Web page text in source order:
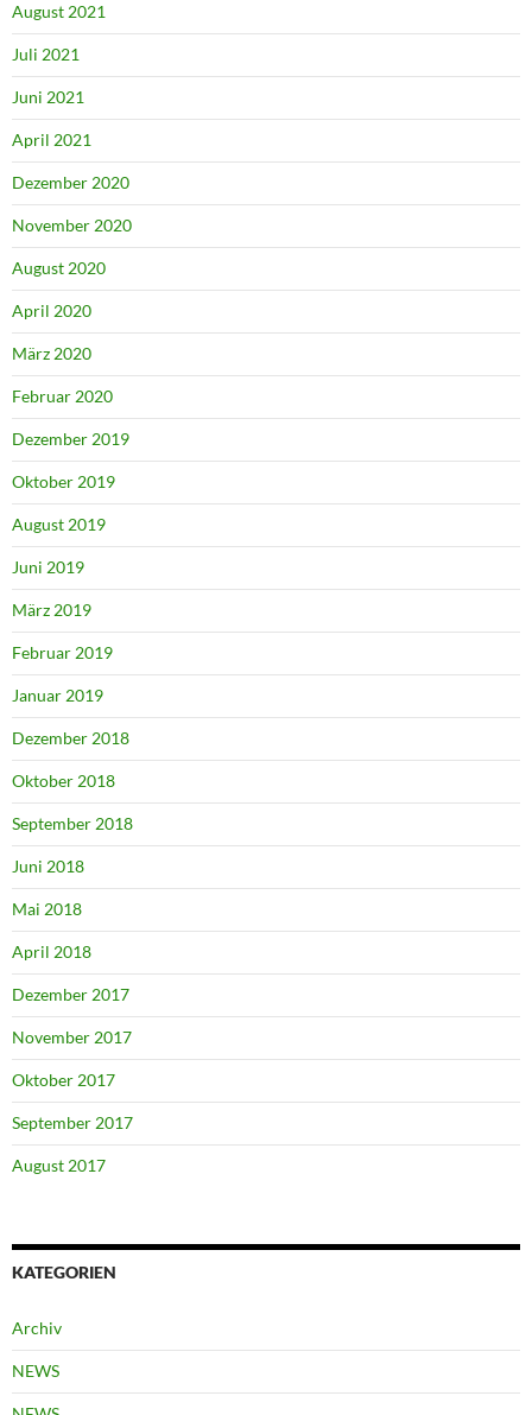
August 2021
Juli 2021
Juni 2021
April 2021
Dezember 2020
November 2020
August 2020
April 2020
März 2020
Februar 2020
Dezember 2019
Oktober 2019
August 2019
Juni 2019
März 2019
Februar 2019
Januar 2019
Dezember 2018
Oktober 2018
September 2018
Juni 2018
Mai 2018
April 2018
Dezember 2017
November 2017
Oktober 2017
September 2017
August 2017
KATEGORIEN
Archiv
NEWS